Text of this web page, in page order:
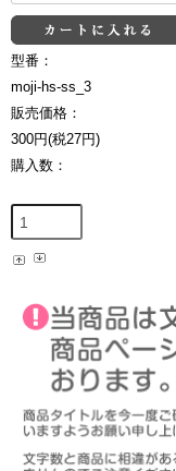
型番：
moji-hs-ss_3
販売価格：
300円(税27円)
購入数：